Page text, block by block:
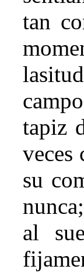
tan
tapiz
veces
su
al